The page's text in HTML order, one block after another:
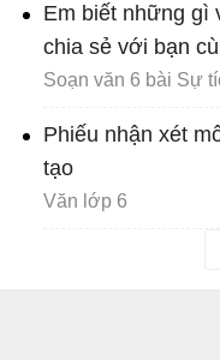
Em biết những gì
chia sẻ với bạn
Soạn văn 6 bài Sự
Phiếu nhận xét
tạo
Văn lớp 6